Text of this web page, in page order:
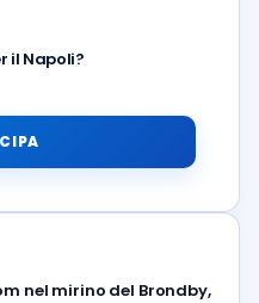
il Napoli?
nel mirino del Brondby,